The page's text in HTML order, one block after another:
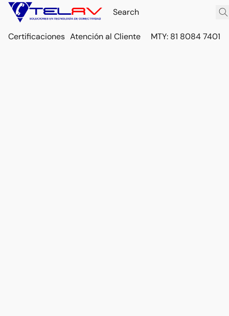
Certificaciones Atención al Cliente MTY: 81 8084 7401